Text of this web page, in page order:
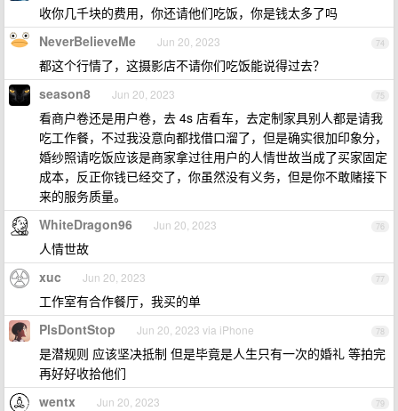
收你几千块的费用，你还请他们吃饭，你是钱太多了吗
74
NeverBelieveMe Jun 20, 2023
都这个行情了，这摄影店不请你们吃饭能说得过去？
75
season8 Jun 20, 2023
看商户卷还是用户卷，去 4s 店看车，去定制家具别人都是请我
吃工作餐，不过我没意向都找借口溜了，但是确实很加印象分，
婚纱照请吃饭应该是商家拿过往用户的人情世故当成了买家固定
成本，反正你钱已经交了，你虽然没有义务，但是你不敢赌接下
来的服务质量。
76
WhiteDragon96 Jun 20, 2023
人情世故
77
xuc Jun 20, 2023
工作室有合作餐厅，我买的单
78
PlsDontStop Jun 20, 2023 via iPhone
是潜规则 应该坚决抵制 但是毕竟是人生只有一次的婚礼 等拍完
再好好收拾他们
79
wentx Jun 20, 2023